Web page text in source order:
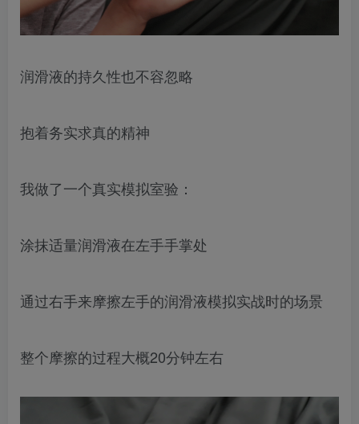
润滑液的持久性也不容忽略
抱着务实求真的精神
我做了一个真实模拟室验：
涂抹适量润滑液在左手手掌处
通过右手来摩擦左手的润滑液模拟实战时的场景
整个摩擦的过程大概20分钟左右